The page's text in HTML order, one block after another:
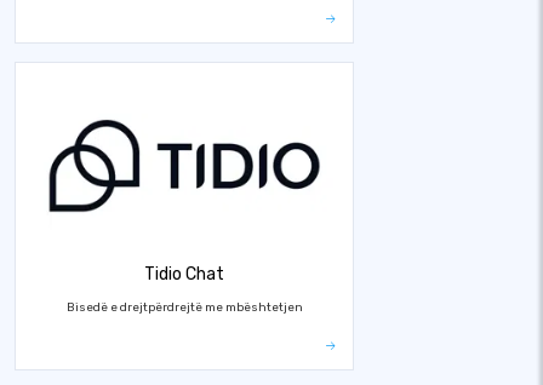
Tidio Chat
Bisedë e drejtpërdrejtë me mbështetjen